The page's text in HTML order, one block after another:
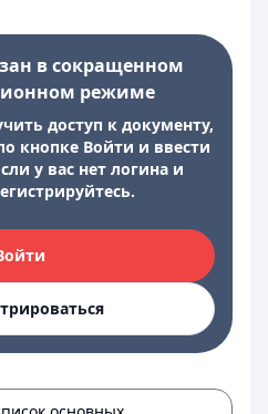
в сокращенном
режиме
доступ к документу,
кнопке Войти и ввести
у вас нет логина и